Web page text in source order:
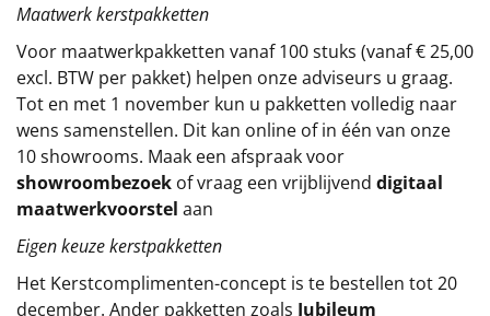
Alle overige
Maatwerk kerstpakketten
Voor maatwerkpakketten vanaf 100 stuks (vanaf € 25,00
excl. BTW per pakket) helpen onze adviseurs u graag.
Tot en met 1 november kun u pakketten volledig naar
wens samenstellen. Dit kan online of in één van onze
10 showrooms. Maak een afspraak voor
showroombezoek of vraag een vrijblijvend digitaal
maatwerkvoorstel aan
Eigen keuze kerstpakketten
Het Kerstcomplimenten-concept is te bestellen tot 20
december. Ander pakketten zoals Jubileum